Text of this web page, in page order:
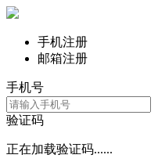
手机注册
邮箱注册
手机号
验证码
正在加载验证码......